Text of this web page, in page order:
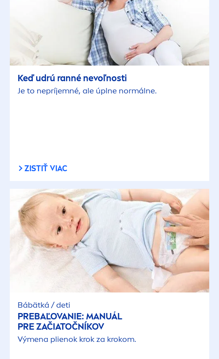
Keď udrú ranné nevoľnosti
Je to nepríjemné, ale úplne normálne.
ZISTIŤ VIAC
Bábätká / deti
PREBAĽOVANIE: MANUÁL
PRE ZAČIATOČNÍKOV
Výmena plienok krok za krokom.